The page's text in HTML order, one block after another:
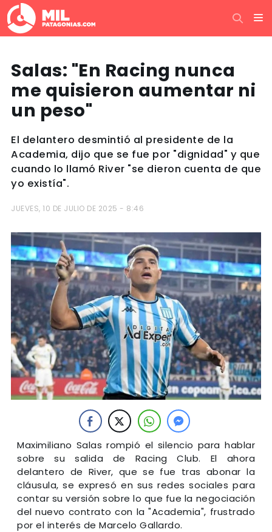
Salas: "En Racing nunca
me quisieron aumentar ni
un peso"
El delantero desmintió al presidente de la
Academia, dijo que se fue por "dignidad" y que
cuando lo llamó River "se dieron cuenta de que
yo existía".
JUEVES, 10 DE JULIO DE 2025 - 8:46
Maximiliano Salas rompió el silencio para hablar
sobre su salida de Racing Club. El ahora
delantero de River, que se fue tras abonar la
cláusula, se expresó en sus redes sociales para
contar su versión sobre lo que fue la negociación
del nuevo contrato con la "Academia", frustrado
por el interés de Marcelo Gallardo.